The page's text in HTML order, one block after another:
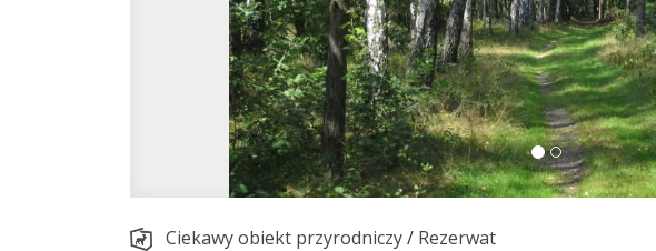
Ciekawy obiekt przyrodniczy/ Rezerwat